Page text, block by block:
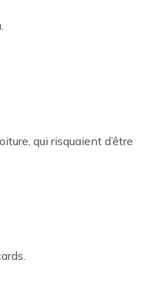
qui risquaient d’être